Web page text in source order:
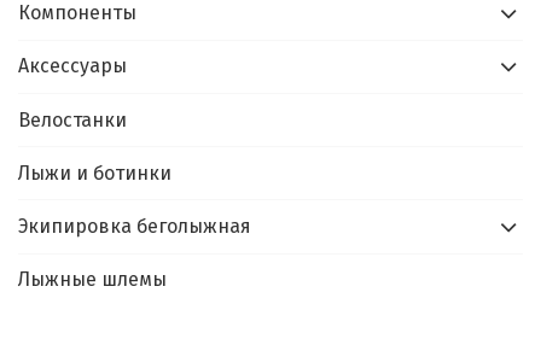
Компоненты
Аксессуары
Велостанки
Лыжи и ботинки
Экипировка беголыжная
Лыжные шлемы